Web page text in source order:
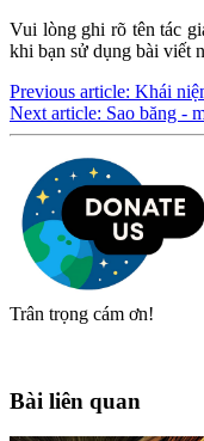
Vui lòng ghi rõ tên tác
khi bạn sử dụng bài viết
Previous article: Khái
Next article: Sao băng -
Trân trọng cám ơn!
Bài liên quan